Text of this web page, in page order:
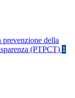
prevenzione della
(PTPCT) 1